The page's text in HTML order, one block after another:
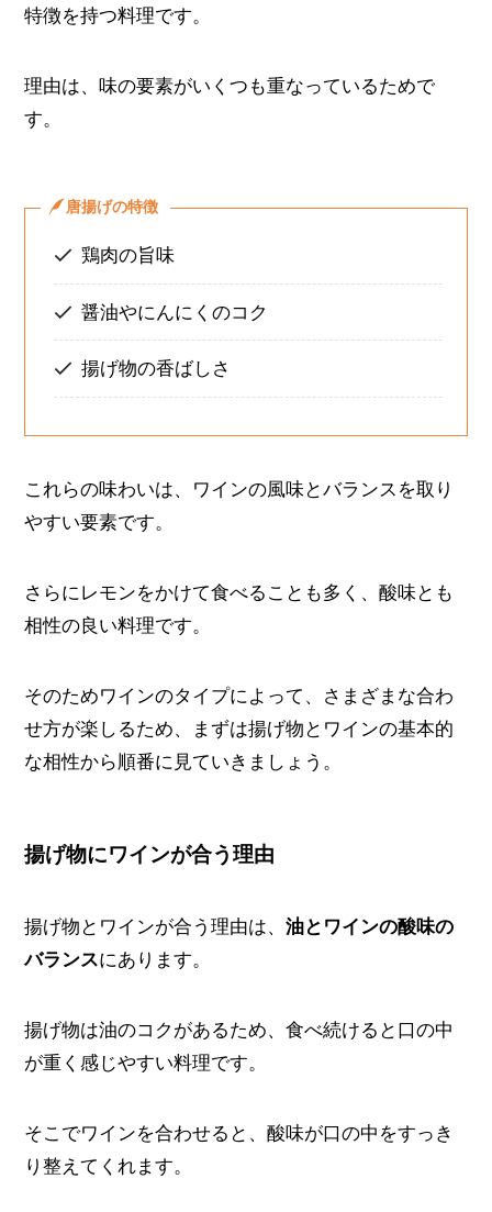
特徴を持つ料理です。
理由は、味の要素がいくつも重なっているためで
す。
唐揚げの特徴
鶏肉の旨味
醤油やにんにくのコク
揚げ物の香ばしさ
これらの味わいは、ワインの風味とバランスを取り
やすい要素です。
さらにレモンをかけて食べることも多く、酸味とも
相性の良い料理です。
そのためワインのタイプによって、さまざまな合わ
せ方が楽しるため、まずは揚げ物とワインの基本的
な相性から順番に見ていきましょう。
揚げ物にワインが合う理由
揚げ物とワインが合う理由は、油とワインの酸味の
バランスにあります。
揚げ物は油のコクがあるため、食べ続けると口の中
が重く感じやすい料理です。
そこでワインを合わせると、酸味が口の中をすっき
り整えてくれます。